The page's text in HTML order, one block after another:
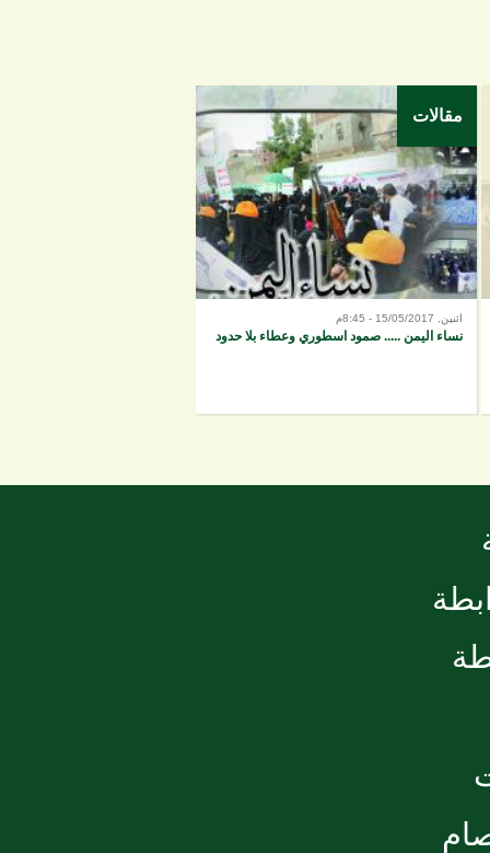
مقالات
اثنين, 15/05/2017 - 8:45م
نساء اليمن ..... صمود اسطوري وعطاء بلا حدود